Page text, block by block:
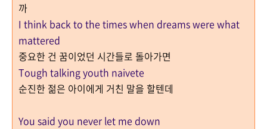
까
I think back to the times when dreams were what
mattered
중요한 건 꿈이었던 시간들로 돌아가면
Tough talking youth naivete
순진한 젊은 아이에게 거친 말을 할텐데
You said you never let me down